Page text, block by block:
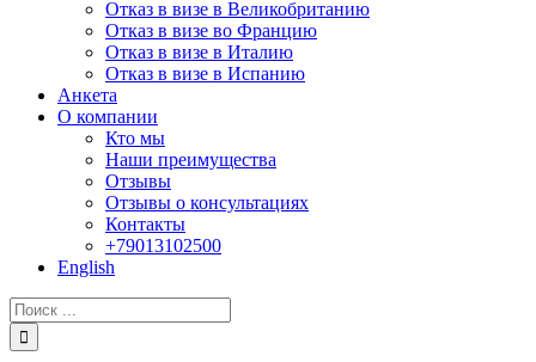
Отказ в визе в Великобританию
Отказ в визе во Францию
Отказ в визе в Италию
Отказ в визе в Испанию
Анкета
О компании
Кто мы
Наши преимущества
Отзывы
Отзывы о консультациях
Контакты
+79013102500
English
Результат
поиска: